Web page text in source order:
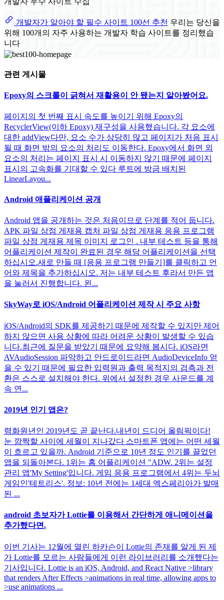
개발자가 알아야 할 필수 사이트 100선 추천 우리는 당신을
위해 100개의 자주 사용하는 개발자 학습 사이트를 정리했습
니다
관련 게시물
Epoxy의 스크롤이 긁혀서 재활용이 안 됐는지 알아봤어요.
페이지의 첫 번째 표시 속도를 높이기 위해 Epoxy의
RecyclerView(이하 Epoxy) 재구성을 사용했습니다. 각 요소에
대한 addView다만, 요소 수가 상당히 많고 페이지가 처음 표시
될 때 화면 밖의 요소의 처리도 이동한다. Epoxy에서 화면 외
요소의 처리는 페이지 표시 시 이동하지 않기 때문에 페이지
표시의 고속화를 기대할 수 있다 루트에 방금 배치된
LinearLayou...
Android 애플리케이션 공개
Android 앱을 공개하는 것은 처음이므로 단계를 적어 둡니다.
APK 파일 상점 게재용 캡처 파일 상점 게재용 응용 프로그램
파일 상점 게재용 제목 이미지 로그인 . 내부 테스트 등을 통해
어플리케이션 제작이 완료된 경우 해당 어플리케이션을 선택
하십시오.새로 만들 때 [응용 프로그램 만들기]를 클릭하고 언
어와 제목을 추가하십시오. 저는 내부 테스트 후라서 만든 앱
을 눌러서 진행합니다. 왼...
SkyWay로 iOS/Android 어플리케이션 제작 시 주요 사항
iOS/Android의 SDK를 제공하기 때문에 제작할 수 있지만 제어
하지 않으면 사용 상황에 따라 어려운 상황이 발생할 수 있습
니다.최근에 질문을 받았기 때문에 요약해 봅시다. iOS라면
AVAudioSession 파악하고 안드로이드라면 AudioDeviceInfo 얻
을 수 있기 때문에 필요한 입력원과 출력 목적지의 검측과 전
환은 스스로 설치해야 한다. 위에서 설정한 경우 사운드를 계
속 연...
2019년 인기 앱은?
령화원년인 2019년도 곧 끝난다.내년이 드디어 올림픽이다!
눈 깜짝할 사이에 세월이 지나갔다 스마트폰 앱에는 어떤 세월
이 흐르고 있을까. Android 기준으로 10년 정도 인기를 끌었던
앱을 되돌아본다. 1위는 홈 어플리케이션 "ADW. 2위는 설정
관리 앱'My Setting'입니다. 게임 응용 프로그램에서 4위는 두뇌
게임인'테트리스'. 정보: 10년 전에는 1세대 엑스페리아가 발매
된 ...
android 초보자가 Lottie를 이용해서 간단하게 애니메이션을
추가했다면.
이번 기사는 12월에 열린 하카슨이 Lottie의 존재를 알게 된 제
가 Lottie를 모르는 사람들에게 이런 라이브러리를 소개했다는
기사입니다. Lottie is an iOS, Android, and React Native >library
that renders After Effects >animations in real time, allowing apps to
>use animations ...